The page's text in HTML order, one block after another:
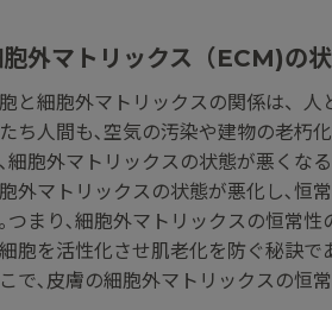
外マトリックス（ECM)の
と細胞外マトリックスの関係は、人
ち人間も､空気の汚染や建物の老朽
細胞外マトリックスの状態が悪くな
外マトリックスの状態が悪化し､恒
つまり､細胞外マトリックスの恒常
胞を活性化させ肌老化を防ぐ秘訣で
で､皮膚の細胞外マトリックスの恒